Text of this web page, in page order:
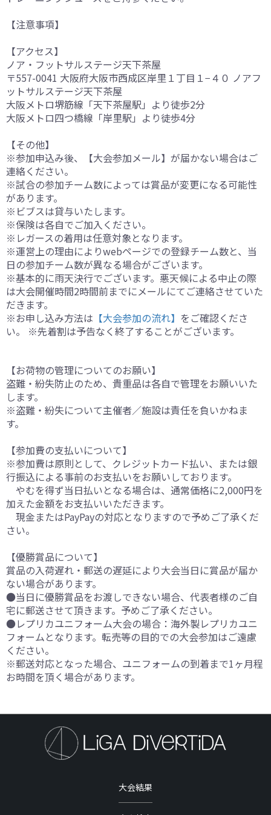
【注意事項】
【アクセス】
ノア・フットサルステージ天下茶屋
〒557-0041 大阪府大阪市西成区岸里１丁目１−４０ ノアフ
ットサルステージ天下茶屋
大阪メトロ堺筋線「天下茶屋駅」より徒歩2分
大阪メトロ四つ橋線「岸里駅」より徒歩4分
【その他】
※参加申込み後、【大会参加メール】が届かない場合はご
連絡ください。
※試合の参加チーム数によっては賞品が変更になる可能性
があります。
※ビブスは貸与いたします。
※保険は各自でご加入ください。
※レガースの着用は任意対象となります。
※運営上の理由によりwebページでの登録チーム数と、当
日の参加チーム数が異なる場合がございます。
※基本的に雨天決行でございます。悪天候による中止の際
は大会開催時間2時間前までにメールにてご連絡させていた
だきます。
※お申し込み方法は 【大会参加の流れ】 をご確認くださ
い。 ※先着割は予告なく終了することがございます。
【お荷物の管理についてのお願い】
盗難・紛失防止のため、貴重品は各自で管理をお願いいた
します。
※盗難・紛失について主催者／施設は責任を負いかねま
す。
【参加費の支払いについて】
※参加費は原則として、クレジットカード払い、または銀
行振込による事前のお支払いをお願いしております。
やむを得ず当日払いとなる場合は、通常価格に2,000円を
加えた金額をお支払いいただきます。
現金またはPayPayの対応となりますので予めご了承くだ
さい。
【優勝賞品について】
賞品の入荷遅れ・郵送の遅延により大会当日に賞品が届か
ない場合があります。
●当日に優勝賞品をお渡しできない場合、代表者様のご自
宅に郵送させて頂きます。予めご了承ください。
●レプリカユニフォーム大会の場合：海外製レプリカユニ
フォームとなります。転売等の目的での大会参加はご遠慮
ください。
※郵送対応となった場合、ユニフォームの到着まで1ヶ月程
お時間を頂く場合があります。
大会結果